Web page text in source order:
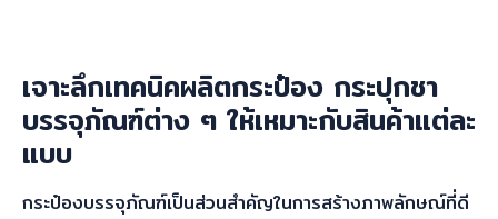
เจาะลึกเทคนิคผลิตกระป๋อง กระปุกชา
บรรจุภัณฑ์ต่าง ๆ ให้เหมาะกับสินค้าแต่ละ
แบบ
กระป๋องบรรจุภัณฑ์เป็นส่วนสำคัญในการสร้างภาพลักษณ์ที่ดี